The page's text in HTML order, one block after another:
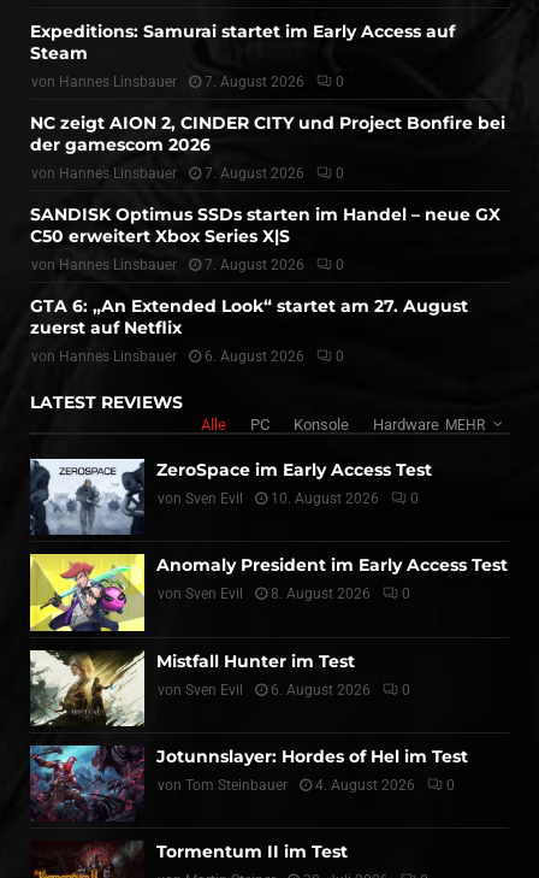
Expeditions: Samurai startet im Early Access auf
Steam
von Hannes Linsbauer 7. August 2026 0
NC zeigt AION 2, CINDER CITY und Project Bonfire bei
der gamescom 2026
von Hannes Linsbauer 7. August 2026 0
SANDISK Optimus SSDs starten im Handel – neue GX
C50 erweitert Xbox Series X|S
von Hannes Linsbauer 7. August 2026 0
GTA 6: „An Extended Look“ startet am 27. August
zuerst auf Netflix
von Hannes Linsbauer 6. August 2026 0
LATEST REVIEWS
Alle PC Konsole Hardware MEHR
ZeroSpace im Early Access Test
von Sven Evil 10. August 2026 0
Anomaly President im Early Access Test
von Sven Evil 8. August 2026 0
Mistfall Hunter im Test
von Sven Evil 6. August 2026 0
Jotunnslayer: Hordes of Hel im Test
von Tom Steinbauer 4. August 2026 0
Tormentum II im Test